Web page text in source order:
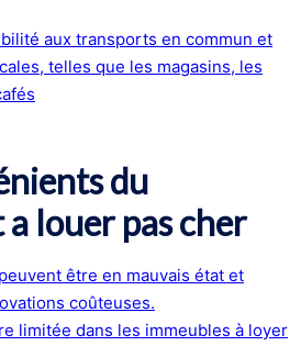
aux transports en commun et
telles que les magasins, les
du
louer pas cher
être en mauvais état et
coûteuses.
limitée dans les immeubles à loyer